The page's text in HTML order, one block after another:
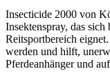
Insecticide 2000 von
Insektenspray, das
Reitsportbereich
werden und hilft,
Pferdeanhänger und